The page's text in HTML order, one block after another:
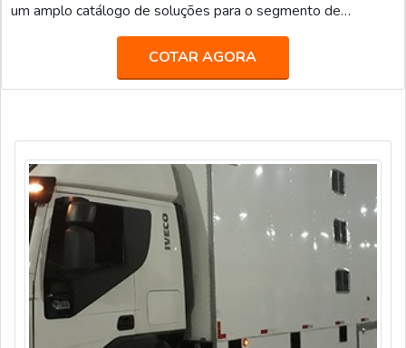
um amplo catálogo de soluções para o segmento de
transporte de pesados, tais como: Transporte de valores;
Semirreboque, bitrem e rodotrem sider; Piso móvel; Linha
Graneleira; Inloader; Furgão; Carroceria para transporte de
COTAR AGORA